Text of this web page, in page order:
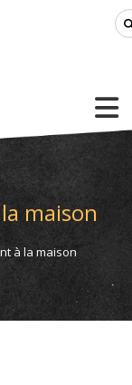
maison
à la maison